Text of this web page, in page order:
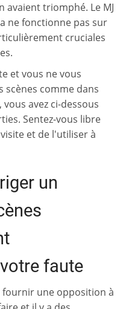
avaient triomphé. Le MJ
ne fonctionne pas sur
cruciales
et vous ne vous
scènes comme dans
avez ci-dessous
Sentez-vous libre
et de l'utiliser à
un
faute
fournir une opposition à